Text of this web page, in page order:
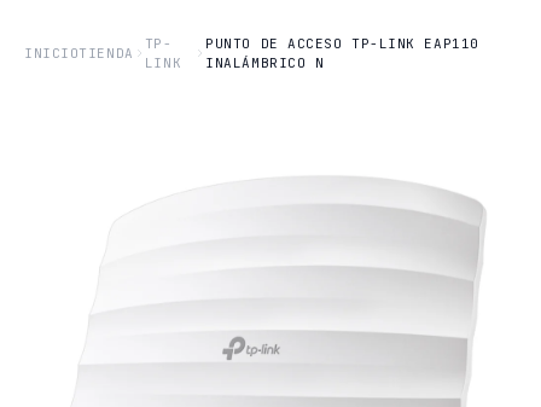
INICIOTIENDA
TP-
LINK
PUNTO DE ACCESO TP-LINK EAP110
INALÁMBRICO N